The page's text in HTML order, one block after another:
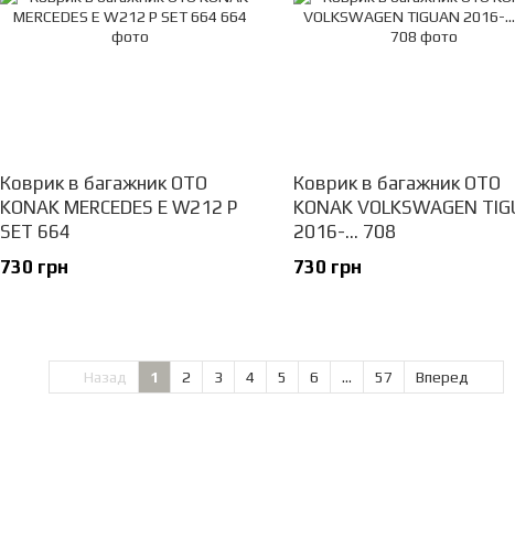
Коврик в багажник OTO
KONAK MERCEDES E W212 P
SET 664
730 грн
Коврик в багажник OTO
KONAK VOLKSWAGEN
2016-... 708
730 грн
Назад 1 2 3 4 5 6 ... 57 Вперед